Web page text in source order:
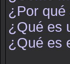
¿Por qué
¿Qué es
¿Qué es